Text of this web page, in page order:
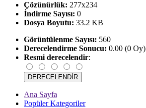
Çözünürlük: 277x234
İndirme Sayısı: 0
Dosya Boyutu: 33.2 KB
Görüntülenme Sayısı: 560
Derecelendirme Sonucu: 0.00 (0 Oy)
Resmi derecelendir:
Ana Sayfa
Popüler Kategoriler